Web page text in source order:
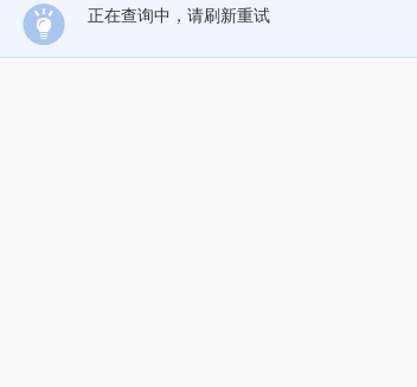
正在查询中，请刷新重试